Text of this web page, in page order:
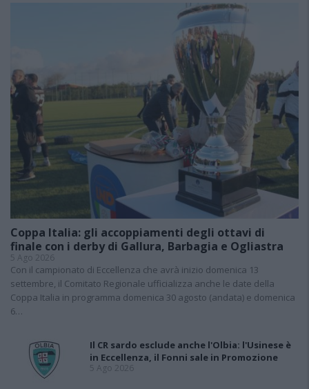
Coppa Italia: gli accoppiamenti degli ottavi di
finale con i derby di Gallura, Barbagia e Ogliastra
5 Ago 2026
Con il campionato di Eccellenza che avrà inizio domenica 13
settembre, il Comitato Regionale ufficializza anche le date della
Coppa Italia in programma domenica 30 agosto (andata) e domenica
6…
Il CR sardo esclude anche l'Olbia: l'Usinese è
in Eccellenza, il Fonni sale in Promozione
5 Ago 2026